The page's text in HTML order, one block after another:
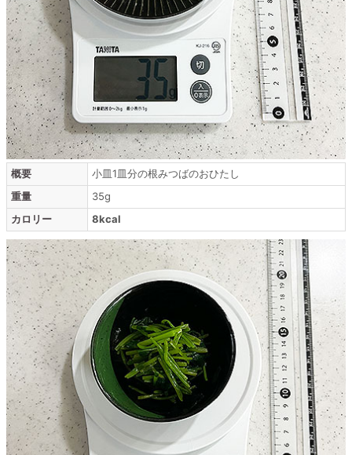
概要
小皿1皿分の根みつばのおひたし
重量
35g
カロリー
8kcal